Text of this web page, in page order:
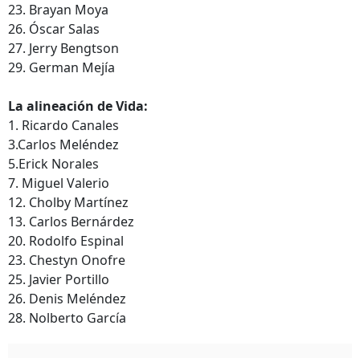
23. Brayan Moya
26. Óscar Salas
27. Jerry Bengtson
29. German Mejía
La alineación de Vida:
1. Ricardo Canales
3.Carlos Meléndez
5.Erick Norales
7. Miguel Valerio
12. Cholby Martínez
13. Carlos Bernárdez
20. Rodolfo Espinal
23. Chestyn Onofre
25. Javier Portillo
26. Denis Meléndez
28. Nolberto García